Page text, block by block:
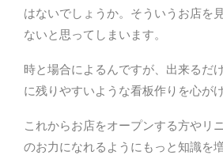
はないでしょうか。そういうお店を
ないと思ってしまいます。
時と場合によるんですが、出来るだ
に残りやすいような看板作りを心が
これからお店をオープンする方やリ
のお力になれるようにもっと知識を